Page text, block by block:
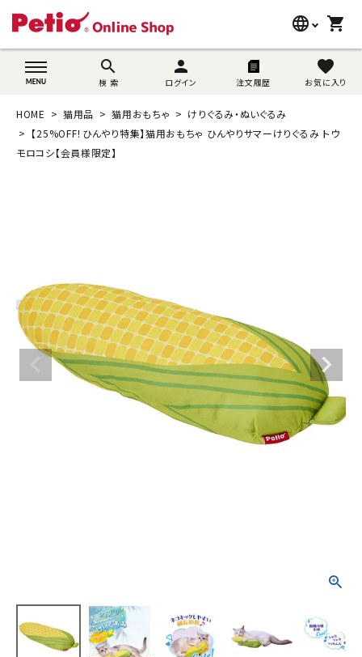
language
wovn-lang-name
shopping_cart
search
検 索
person
ログイン 注文履歴
favorite
お気に入り
search
猫用品
SNS
ご利用案内
ACCOUNT MENU
新規会員登録
HOME 猫用品 猫用おもちゃ
けりぐるみ・ぬいぐるみ
【25%OFF！ひんやり特集】猫用おもちゃ ひんやりサマーけりぐるみ トウ
モロコシ【会員様限定】